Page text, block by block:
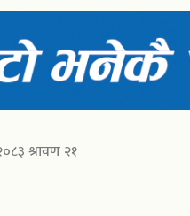
श्रावण २१